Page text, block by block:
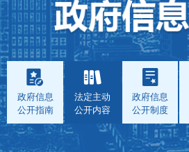
政府信息
公开指南
法定主动
公开内容
政府信息
公开制度